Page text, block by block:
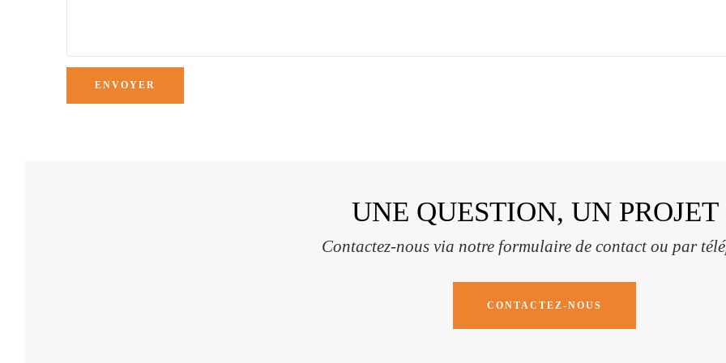
ENVOYER
UNE QUESTION, UN PROJET
Contactez-nous via notre formulaire de contact ou par
CONTACTEZ-NOUS